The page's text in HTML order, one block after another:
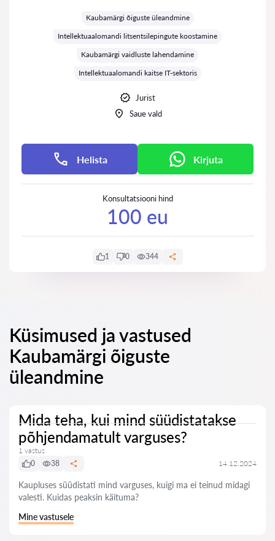
Kaubamärgi õiguste üleandmine
Intellektuaalomandi litsentsilepingute koostamine
Kaubamärgi vaidluste lahendamine
Intellektuaalomandi kaitse IT-sektoris
Jurist
Saue vald
Helista Kirjuta
Konsultatsiooni hind
100 eu
1 0 344
Küsimused ja vastused
Kaubamärgi õiguste
üleandmine
Mida teha, kui mind süüdistatakse
põhjendamatult varguses?
1 vastus
0
38 14.12.2024
Kaupluses süüdistati mind varguses, kuigi ma ei teinud midagi
valesti. Kuidas peaksin käituma?
Mine vastusele